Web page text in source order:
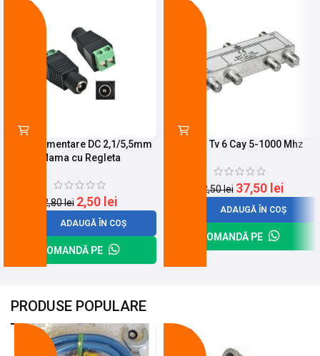
Mufa Alimentare DC 2,1/5,5mm
Mama cu Regleta
2,80lei 2,50 lei
ADAUGĂ ÎN COȘ
COMANDĂ PE
Spliter Tv 6 Cay 5-1000 Mhz
52,50lei 37,50 lei
ADAUGĂ ÎN COȘ
COMANDĂ PE
PRODUSE POPULARE